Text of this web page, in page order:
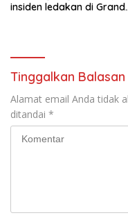
insiden ledakan di Grand
Tinggalkan Balasan
Alamat email Anda tidak
ditandai *